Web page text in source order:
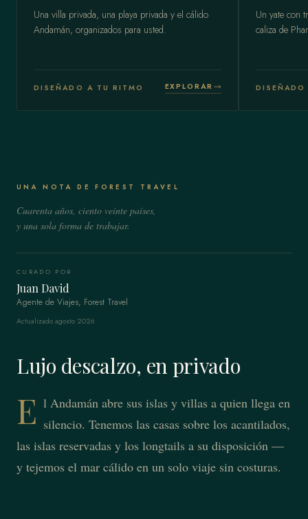
Una villa privada, una playa privada y el cálido
Andamán, organizados para usted.
DISEÑADO A TU RITMO EXPLORAR
Un yate con
caliza de
UNA NOTA DE FOREST TRAVEL
Cuarenta años, ciento veinte países,
y una sola forma de trabajar.
CURADO POR
Juan David
Agente de Viajes, Forest Travel
Actualizado agosto 2026
Lujo descalzo, en privado
E l Andamán abre sus islas y villas a quien llega en
silencio. Tenemos las casas sobre los acantilados,
las islas reservadas y los longtails a su disposición —
y tejemos el mar cálido en un solo viaje sin costuras.